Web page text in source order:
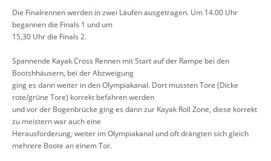
Die Finalrennen werden in zwei Läufen ausgetragen. Um 14.00 Uhr
begannen die Finals 1 und um
15,30 Uhr die Finals 2.
Spannende Kayak Cross Rennen mit Start auf der Rampe bei den
Bootshhäusern, bei der Abzweigung
ging es dann weiter in den Olympiakanal. Dort mussten Tore (Dicke
rote/grüne Tore) korrekt befahren werden
und vor der Bogenbrücke ging es dann zur Kayak Roll Zone, diese korrekt
zu meistern war auch eine
Herausforderung, weiter im Olympiakanal und oft drängten sich gleich
mehrere Boote an einem Tor.